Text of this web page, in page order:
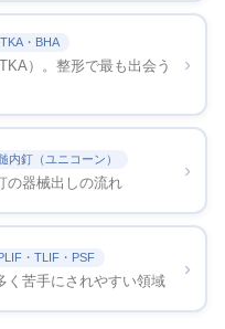
・BHA
）。整形で最も出会う
›
内釘（ユニコーン）
の器械出しの流れ
›
・TLIF・PSF
く苦手にされやすい領域
›